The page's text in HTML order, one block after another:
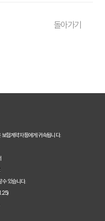
돌아가기
험계약자 등에게 귀속됩니다.
수 있습니다.